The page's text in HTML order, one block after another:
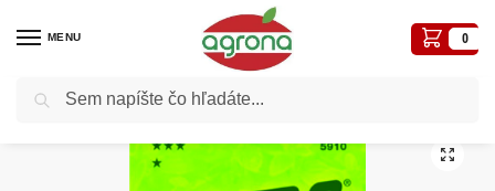
MENU 0
Domov Semená - osivá / Osivá liečivé, aromatické